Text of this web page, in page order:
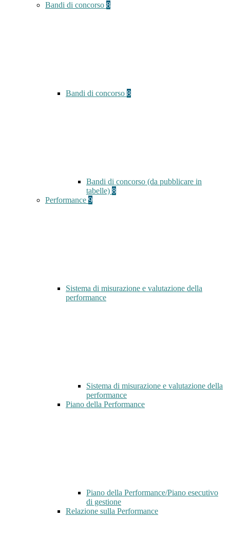
Bandi di concorso 8
Bandi di concorso 8
Bandi di concorso (da pubblicare in
tabelle) 8
Performance 9
Sistema di misurazione e valutazione della
performance
Sistema di misurazione e valutazione della
performance
Piano della Performance
Piano della Performance/Piano esecutivo
di gestione
Relazione sulla Performance